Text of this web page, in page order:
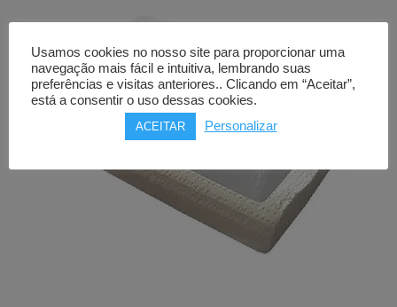
Usamos cookies no nosso site para proporcionar uma
navegação mais fácil e intuitiva, lembrando suas
preferências e visitas anteriores.. Clicando em “Aceitar”,
está a consentir o uso dessas cookies.
ACEITAR Personalizar